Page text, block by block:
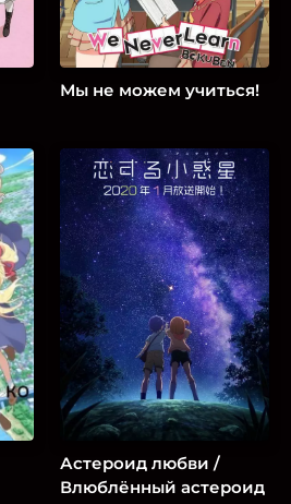
Мы не можем учиться!
Астероид любви /
Влюблённый астероид